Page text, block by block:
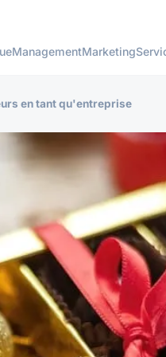
ManagementMarketing
en tant qu'entreprise